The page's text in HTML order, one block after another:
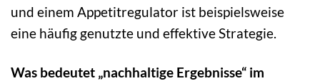
und einem Appetitregulator ist beispielsweise
eine häufig genutzte und effektive Strategie.
Was bedeutet „nachhaltige Ergebnisse“ im